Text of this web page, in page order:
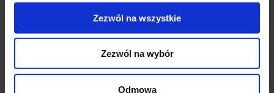
Zezwól na wszystkie
Zezwól na wybór
Odmowa
YouTube